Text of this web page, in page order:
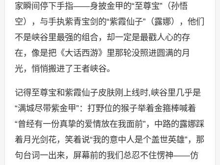
家瞬间停下手指——身披金甲的“至尊宝”（孙悟
空），与手执紫青宝剑的“紫霞仙子”（露娜），他们
不是峡谷里最强的组合，却一定是最戳人心的存
在，像是把《大话西游》里那轮没照进圆满的月
光，悄悄搬进了王者峡谷。
记得至尊宝和紫霞仙子皮肤刚上线时,峡谷里几乎是
“满城尽带紫金甲”：打野位的猴子举着金箍棒喊着
“曾经有一份真挚的爱情放在我面前”，中路的露娜踩
着月光剑花，笑着说“我的意中人是个盖世英雄”，那
句台词一出来，屏幕前的我们总忍不住愣神——仿